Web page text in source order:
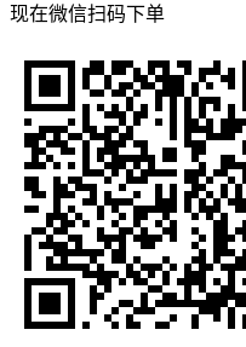
现在微信扫码下单